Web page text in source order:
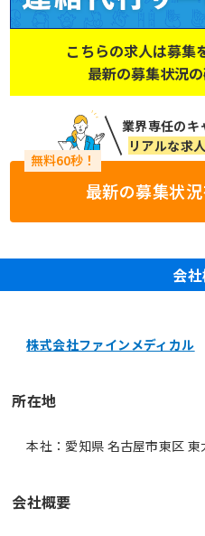
こちらの求人は募集
最新の募集状況の
業界専任のキ
リアルな求
最新の募集状
会
株式会社ファインメディカル
所在地
本社：愛知県 名古屋市東区
会社概要